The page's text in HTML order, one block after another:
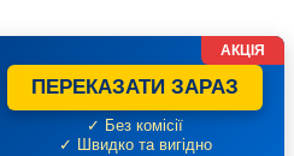
ПЕРЕКАЗАТИ ЗАРАЗ
✓ Без комісії
✓ Швидко та вигідно
АКЦІЯ